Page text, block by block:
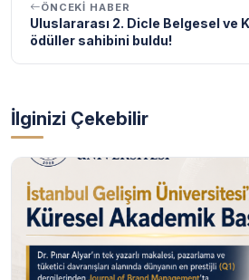
ÖNCEKI HABER
Uluslararası 2. Dicle Belgesel ve
ödüller sahibini buldu!
İlginizi Çekebilir